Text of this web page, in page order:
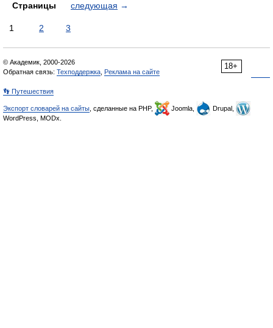
Страницы следующая →
1 2 3
18+
© Академик, 2000-2026
Обратная связь: Техподдержка Реклама на сайте
👣 Путешествия
Экспорт словарей на сайты , сделанные на PHP, Joomla,
Drupal,
WordPress, MODx.